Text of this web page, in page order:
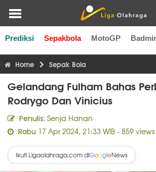
Prediksi Sepakbola MotoGP
Liga Inggris Liga Italia Liga Spanyol
Home Sepak Bola
Gelandang Fulham Bahas
Rodrygo Dan Vinicius
Penulis: Senja Hanan
Rabu 17 Apr 2024, 21:33 WIB - 859 views
Ikuti Ligaolahraga.com diGoogleNews